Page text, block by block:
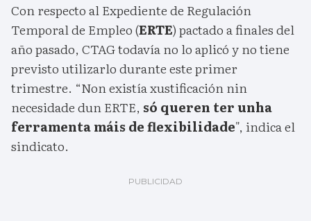
Con respecto al Expediente de Regulación
Temporal de Empleo (ERTE) pactado a finales del
año pasado, CTAG todavía no lo aplicó y no tiene
previsto utilizarlo durante este primer
trimestre. “Non existía xustificación nin
necesidade dun ERTE, só queren ter unha
ferramenta máis de flexibilidade", indica el
sindicato.